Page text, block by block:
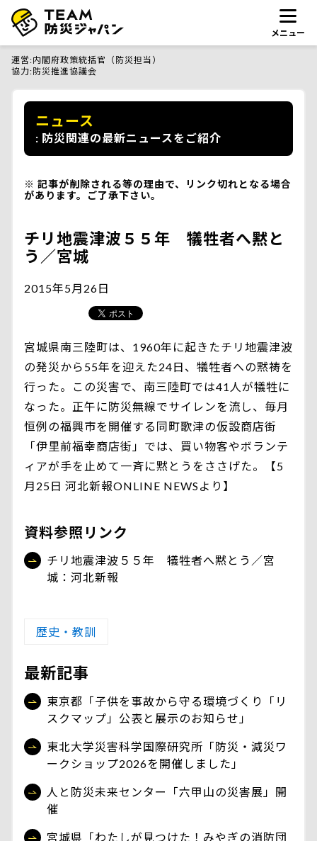
メニュー
運営 内閣府政策統括官（防災担当）
協力 防災推進協議会
ニュース
防災関連の最新ニュースをご紹介
記事が削除される等の理由で、リンク切れとなる場合
があります。ご了承下さい。
チリ地震津波５５年 犠牲者へ黙と
う／宮城
2015年5月26日
宮城県南三陸町は、1960年に起きたチリ地震津波
の発災から55年を迎えた24日、犠牲者への黙祷を
行った。この災害で、南三陸町では41人が犠牲に
なった。正午に防災無線でサイレンを流し、毎月
恒例の福興市を開催する同町歌津の仮設商店街
「伊里前福幸商店街」では、買い物客やボランテ
ィアが手を止めて一斉に黙とうをささげた。【5
月25日 河北新報ONLINE NEWSより】
資料参照リンク
チリ地震津波５５年 犠牲者へ黙とう／宮
城：河北新報
歴史・教訓
最新記事
東京都「子供を事故から守る環境づくり「リ
スクマップ」公表と展示のお知らせ」
東北大学災害科学国際研究所「防災・減災ワ
ークショップ2026を開催しました」
人と防災未来センター「六甲山の災害展」開
催
宮城県「わたしが見つけた！みやぎの消防団